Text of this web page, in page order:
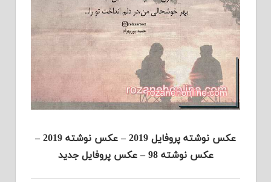
عکس نوشته پروفایل 2019 – عکس نوشته 2019 –
عکس نوشته 98 – عکس پروفایل جدید